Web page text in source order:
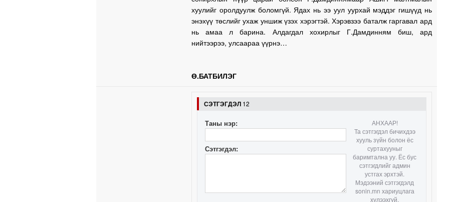
хуулийг оролдуулж боломгүй. Ядах нь ээ уул уурхай мэддэг гишүүд нь
энэхүү төслийг ухаж уншиж үзэх хэрэгтэй. Хэрэвзээ баталж гаргавал ард
нь амаа л барина. Алдагдал хохирлыг Г.Дамдинням биш, ард
нийтээрээ, улсаараа үүрнэ…
Ө.БАТБИЛЭГ
СЭТГЭГДЭЛ 12
Таны нэр:
Сэтгэгдэл:
АНХААР!
Та сэтгэгдэл бичихдээ
хууль зүйн болон ёс
суртахууныг
баримтална уу. Ёс бус
сэтгэгдлийг админ
устгах эрхтэй.
Мэдээний сэтгэгдэлд
sonin.mn хариуцлага
хүлээхгүй.